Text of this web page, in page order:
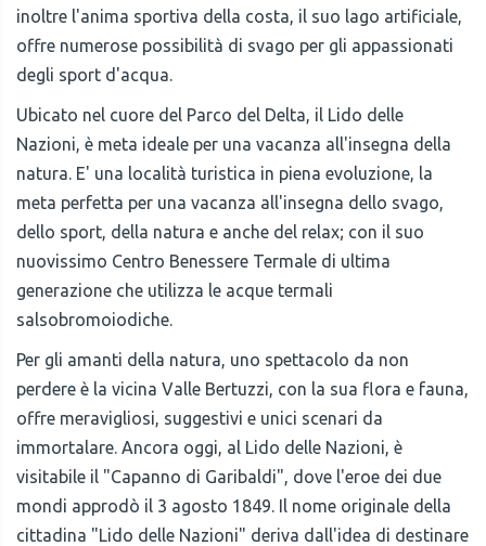
inoltre l'anima sportiva della costa, il suo lago artificiale,
offre numerose possibilità di svago per gli appassionati
degli sport d'acqua.
Ubicato nel cuore del Parco del Delta, il Lido delle
Nazioni, è meta ideale per una vacanza all'insegna della
natura. E' una località turistica in piena evoluzione, la
meta perfetta per una vacanza all'insegna dello svago,
dello sport, della natura e anche del relax; con il suo
nuovissimo Centro Benessere Termale di ultima
generazione che utilizza le acque termali
salsobromoiodiche.
Per gli amanti della natura, uno spettacolo da non
perdere è la vicina Valle Bertuzzi, con la sua flora e fauna,
offre meravigliosi, suggestivi e unici scenari da
immortalare. Ancora oggi, al Lido delle Nazioni, è
visitabile il "Capanno di Garibaldi", dove l'eroe dei due
mondi approdò il 3 agosto 1849. Il nome originale della
cittadina "Lido delle Nazioni" deriva dall'idea di destinare